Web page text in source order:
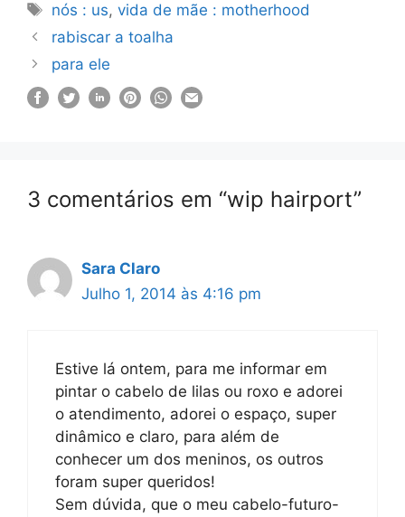
Etiquetas
nós : us,vida de mãe : motherhood
rabiscar a toalha
para ele
3 comentários em “wip hairport”
Sara Claro
Julho 1, 2014 às 4:16 pm
Estive lá ontem, para me informar em
pintar o cabelo de lilas ou roxo e adorei
o atendimento, adorei o espaço, super
dinâmico e claro, para além de
conhecer um dos meninos, os outros
foram super queridos!
Sem dúvida, que o meu cabelo-futuro-